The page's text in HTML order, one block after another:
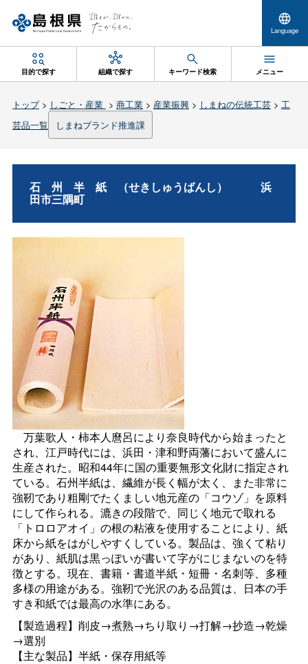
Language
目的で探す 組織で探す キーワード検索 メニュー
トップ> しごと・産業 > 商工業> 産業振興> しまねの伝統工芸> 工
芸品一覧
しまねブランド推進課
石州半紙 （せきしゅうばんし） 浜
田市三隅町
万葉歌人・柿本人麿呂により奈良時代から始まったと
され、江戸時代には、浜田・津和野両藩において盛んに
生産された。昭和44年に国の重要無形文化財に指定され
ている。石州半紙は、繊維が長く幅が太く、また非常に
強靭であり粗剛でたくましい地元産の「コウゾ」を原料
にして作られる。漉きの段階で、同じく地元で取れる
「トロロアオイ」の根の粘液を使用することにより、紙
床から紙をはがしやすくしている。製品は、強くて粘り
があり、紙肌は黒っぽいが書いて字がにじまないのを特
徴とする。現在、書籍・書道半紙・短冊・名刺等、多種
多様の用途がある。強靭で光沢のある品質は、日本の手
すき和紙では最高の水準にある。
【製造過程】削皮→煮熟→ちり取り→打解→抄造→乾燥
→選別
【主な製品】半紙・保存用紙等